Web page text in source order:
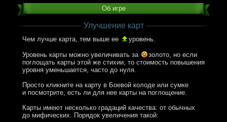
Об игре
Улучшение карт
Чем лучше карта, тем выше ее уровень.
Уровень карты можно увеличивать за золото, но если
поглощать карты этой же стихии, то стоимость повышения
уровня уменьшается, часто до нуля.
Просто кликните на карту в Боевой колоде или сумке
и посмотрите, есть ли для нее карты на поглощение.
Карты имеют несколько градаций качества: от обычных
до мифических. Порядок увеличения такой: